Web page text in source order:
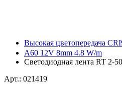
Высокая цветопередача
A60 12V 8mm 4.8 W/m
Светодиодная лента RT 2-
Арт.: 021419